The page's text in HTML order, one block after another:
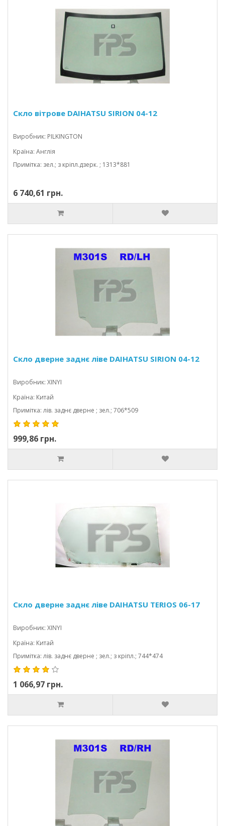
Скло вітрове DAIHATSU SIRION 04-12
Виробник: PILKINGTON
Країна: Англія
Примітка: зел.; з кріпл.дзерк. ; 1313*881
6 740,61 грн.
Скло дверне заднє ліве DAIHATSU SIRION 04-12
Виробник: XINYI
Країна: Китай
Примітка: лів. заднє дверне ; зел.; 706*509
999,86 грн.
Скло дверне заднє ліве DAIHATSU TERIOS 06-17
Виробник: XINYI
Країна: Китай
Примітка: лів. заднє дверне ; зел.; з кріпл.; 744*474
1 066,97 грн.